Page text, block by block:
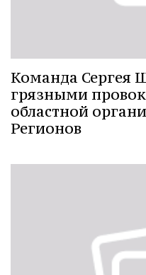
Команда Сергея
грязными
областной
Регионов